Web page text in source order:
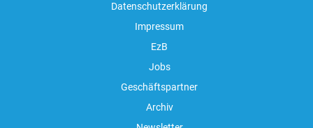
Datenschutzerklärung
Impressum
EzB
Jobs
Geschäftspartner
Archiv